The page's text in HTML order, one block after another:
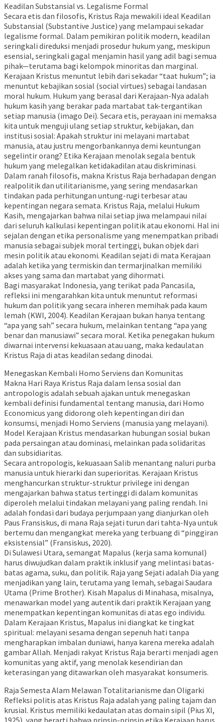
Keadilan Substansial vs. Legalisme Formal
Secara etis dan filosofis, Kristus Raja mewakili ideal Keadilan
Substansial (Substantive Justice) yang melampaui sekadar
legalisme formal. Dalam pemikiran politik modern, keadilan
seringkali direduksi menjadi prosedur hukum yang, meskipun
esensial, seringkali gagal menjamin hasil yang adil bagi semua
pihak—terutama bagi kelompok minoritas dan marginal.
Kerajaan Kristus menuntut lebih dari sekadar “taat hukum”; ia
menuntut kebajikan sosial (social virtues) sebagai landasan
moral hukum. Hukum yang berasal dari Kerajaan-Nya adalah
hukum kasih yang berakar pada martabat tak-tergantikan
setiap manusia (imago Dei). Secara etis, perayaan ini memaksa
kita untuk menguji ulang setiap struktur, kebijakan, dan
institusi sosial: Apakah struktur ini melayani martabat
manusia, atau justru mengorbankannya demi keuntungan
segelintir orang? Etika Kerajaan menolak segala bentuk
hukum yang melegalkan ketidakadilan atau diskriminasi.
Dalam ranah filosofis, makna Kristus Raja berhadapan dengan
realpolitik dan utilitarianisme, yang sering mendasarkan
tindakan pada perhitungan untung-rugi terbesar atau
kepentingan negara semata. Kristus Raja, melalui Hukum
Kasih, mengajarkan bahwa nilai setiap jiwa melampaui nilai
dari seluruh kalkulasi kepentingan politik atau ekonomi. Hal ini
sejalan dengan etika personalisme yang menempatkan pribadi
manusia sebagai subjek moral tertinggi, bukan objek dari
mesin politik atau ekonomi. Keadilan sejati di mata Kerajaan
adalah ketika yang termiskin dan termarjinalkan memiliki
akses yang sama dan martabat yang dihormati.
Bagi masyarakat Indonesia, yang terikat pada Pancasila,
refleksi ini mengarahkan kita untuk menuntut reformasi
hukum dan politik yang secara inheren memihak pada kaum
lemah (KWI, 2004). Keadilan Kerajaan bukan hanya tentang
“apa yang sah” secara hukum, melainkan tentang “apa yang
benar dan manusiawi” secara moral. Ketika penegakan hukum
diwarnai intervensi kekuasaan atau uang, maka kedaulatan
Kristus Raja di atas keadilan sedang dinodai.
Menegaskan Kembali Homo Serviens dan Komunitas
Makna Hari Raya Kristus Raja dalam lensa sosial dan
antropologis adalah sebuah ajakan untuk menegaskan
kembali definisi fundamental tentang manusia, dari Homo
Economicus yang didorong oleh kepentingan diri dan
konsumsi, menjadi Homo Serviens (manusia yang melayani).
Model Kerajaan Kristus mendasarkan hubungan sosial bukan
pada persaingan atau dominasi, melainkan pada solidaritas
dan subsidiaritas.
Secara antropologis, kekuasaan Salib menantang naluri purba
manusia untuk hierarki dan superioritas. Kerajaan Kristus
menghancurkan struktur-struktur privilege ini dengan
mengajarkan bahwa status tertinggi di dalam komunitas
diperoleh melalui tindakan melayani yang paling rendah. Ini
adalah fondasi dari budaya perjumpaan yang dianjurkan oleh
Paus Fransiskus, di mana Raja sejati turun dari tahta-Nya untuk
bertemu dan mengangkat mereka yang terbuang di “pinggiran
eksistensial” (Fransiskus, 2020).
Di Sulawesi Utara, semangat Mapalus (kerja sama komunal)
harus diwujudkan dalam praktik inklusif yang melintasi batas-
batas agama, suku, dan politik. Raja yang Sejati adalah Dia yang
menjadikan yang lain, terutama yang lemah, sebagai Saudara
Utama (Prime Brother). Kisah Mapalus di Minahasa, misalnya,
menawarkan model yang autentik dari praktik Kerajaan yang
menempatkan kepentingan komunitas di atas ego individu.
Dalam Kerajaan Kristus, Mapalus ini diangkat ke tingkat
spiritual: melayani sesama dengan sepenuh hati tanpa
mengharapkan imbalan duniawi, hanya karena mereka adalah
gambar Allah. Menjadi rakyat Kristus Raja berarti menjadi agen
komunitas yang aktif, yang menolak kesendirian dan
keterasingan yang ditawarkan oleh masyarakat konsumeris.
Raja Semesta Alam Melawan Totalitarianisme dan Oligarki
Refleksi politis atas Kristus Raja adalah yang paling tajam dan
krusial. Kristus memiliki kedaulatan atas domain sipil (Pius XI,
1925), yang berarti bahwa prinsip-prinsip etika Kerajaan harus